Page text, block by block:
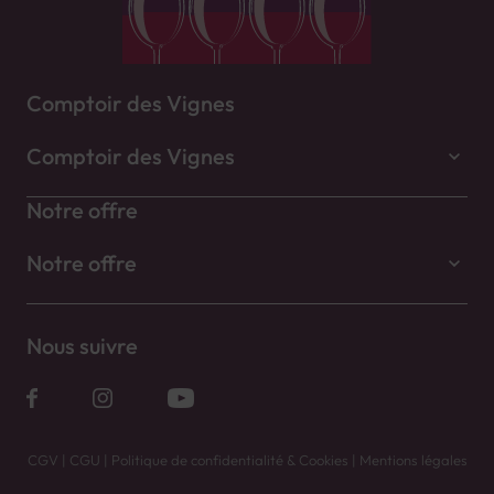
Comptoir des Vignes
Comptoir des Vignes
Notre offre
Notre offre
Nous suivre
CGV | CGU | Politique de confidentialité & Cookies | Mentions légales